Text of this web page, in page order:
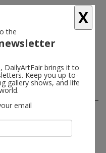
19 - Jul 17, 2021
jeux de mains
X
the
DailyArtFair brings it to
Keep you up-to-
gallery shows, and life
email